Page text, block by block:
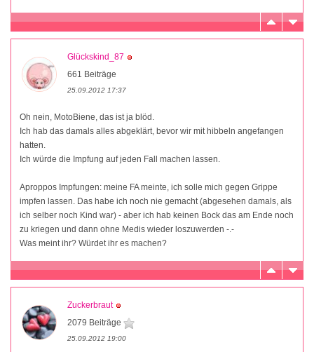
Glückskind_87
661 Beiträge
25.09.2012 17:37
Oh nein, MotoBiene, das ist ja blöd.
Ich hab das damals alles abgeklärt, bevor wir mit hibbeln angefangen
hatten.
Ich würde die Impfung auf jeden Fall machen lassen.
Aproppos Impfungen: meine FA meinte, ich solle mich gegen Grippe
impfen lassen. Das habe ich noch nie gemacht (abgesehen damals, als
ich selber noch Kind war) - aber ich hab keinen Bock das am Ende noch
zu kriegen und dann ohne Medis wieder loszuwerden -.-
Was meint ihr? Würdet ihr es machen?
Zuckerbraut
2079 Beiträge
25.09.2012 19:00